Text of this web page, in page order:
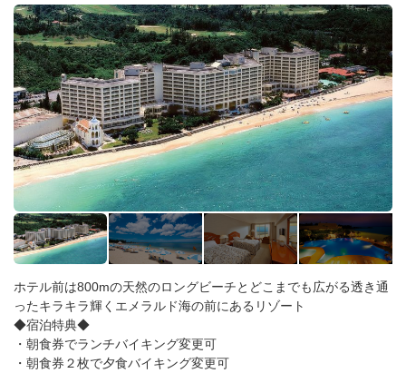
ホテル前は800mの天然のロングビーチとどこまでも広がる透き通
ったキラキラ輝くエメラルド海の前にあるリゾート
◆宿泊特典◆
・朝食券でランチバイキング変更可
・朝食券２枚で夕食バイキング変更可